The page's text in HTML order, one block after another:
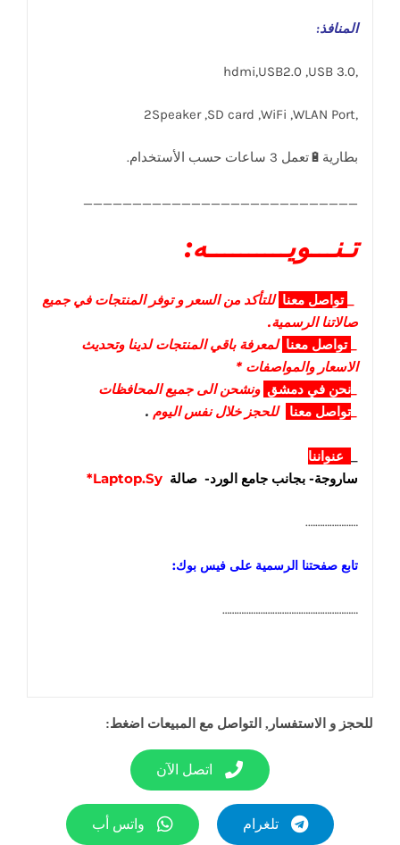
المنافذ:
,hdmi,USB2.0 ,USB 3.0
,2Speaker ,SD card ,WiFi ,WLAN Port
____________________________
تـنـــويــــــــــه:
تواصل معنا للتأكد من السعر و توفر المنتجات في جميع
صالاتنا الرسمية.
تواصل معنا لمعرفة باقي المنتجات لدينا وتحديث
الاسعار والمواصفات *
نحن في دمشق ونشحن الى جميع المحافظات
تواصل معنا للحجز خلال نفس اليوم .
عنواننا
ساروجة- بجانب جامع الورد- صالة
………………….
تابع صفحتنا الرسمية على فيس بوك:
…………………………………………………
للحجز و الاستفسار, التواصل مع المبيعات اضغط:
اتصل الآن
تلغرام واتس أب